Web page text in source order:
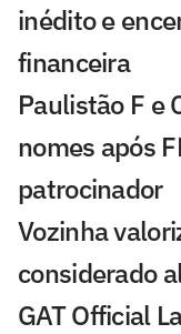
inédito e
financeira
Paulistão F e
nomes após
patrocinador
Vozinha
considerado
GAT Official